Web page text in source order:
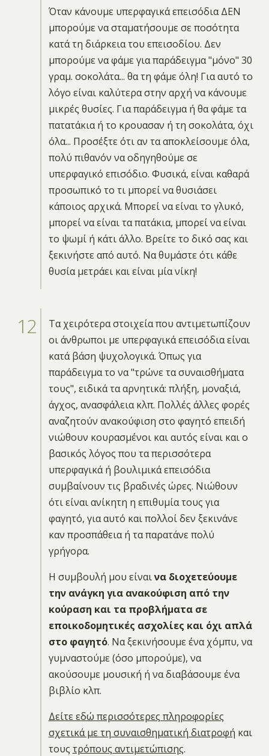
Όταν κάνουμε υπερφαγικά επεισόδια ΔΕΝ
μπορούμε να σταματήσουμε σε ποσότητα
κατά τη διάρκεια του επεισοδίου. Δεν
μπορούμε να φάμε για παράδειγμα "μόνο" 30
γραμ. σοκολάτα... θα τη φάμε όλη! Για αυτό το
λόγο είναι καλύτερα στην αρχή να κάνουμε
μικρές θυσίες. Για παράδειγμα ή θα φάμε τα
πατατάκια ή το κρουασαν ή τη σοκολάτα, όχι
όλα... Προσέξτε ότι αν τα αποκλείσουμε όλα,
πολύ πιθανόν να οδηγηθούμε σε
υπερφαγικό επισόδιο. Φυσικά, είναι καθαρά
προσωπικό το τι μπορεί να θυσιάσει
κάποιος αρχικά. Μπορεί να είναι το γλυκό,
μπορεί να είναι τα πατάκια, μπορεί να είναι
το ψωμί ή κάτι άλλο. Βρείτε το δικό σας και
ξεκινήστε από αυτό. Να θυμάστε ότι κάθε
θυσία μετράει και είναι μία νίκη!
Τα χειρότερα στοιχεία που αντιμετωπίζουν
οι άνθρωποι με υπερφαγικά επεισόδια είναι
κατά βάση ψυχολογικά. Όπως για
παράδειγμα το να "τρώνε τα συναισθήματα
τους", ειδικά τα αρνητικά: πλήξη, μοναξιά,
άγχος, ανασφάλεια κλπ. Πολλές άλλες φορές
αναζητούν ανακούφιση στο φαγητό επειδή
νιώθουν κουρασμένοι και αυτός είναι και ο
βασικός λόγος που τα περισσότερα
υπερφαγικά ή βουλιμικά επεισόδια
συμβαίνουν τις βραδινές ώρες. Νιώθουν
ότι είναι ανίκητη η επιθυμία τους για
φαγητό, για αυτό και πολλοί δεν ξεκινάνε
καν προσπάθεια ή τα παρατάνε πολύ
γρήγορα.
Η συμβουλή μου είναινα διοχετεύουμε
την ανάγκη για ανακούφιση από την
κούραση και τα προβλήματα σε
εποικοδομητικές ασχολίες και όχι απλά
στο φαγητό. Να ξεκινήσουμε ένα χόμπυ, να
γυμναστούμε (όσο μπορούμε), να
ακούσουμε μουσική ή να διαβάσουμε ένα
βιβλίο κλπ.
Δείτε εδώ περισσότερες πληροφορίες
σχετικά με τη συναισθηματική διατροφή και
τους τρόπους αντιμετώπισης.